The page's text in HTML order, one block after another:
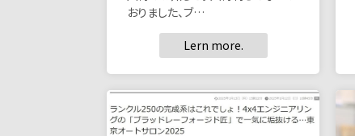
おりました、ブ…
Lern more.